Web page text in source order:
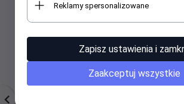
Reklamy spersonalizowane
Zapisz ustawienia i
Zaakceptuj wszystkie